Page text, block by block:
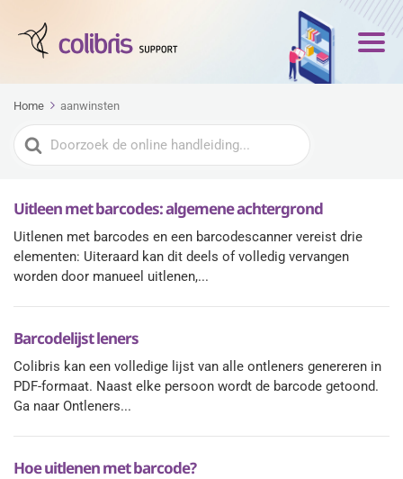
Home aanwinsten
Zoeken
naar
Uitleen met barcodes: algemene achtergrond
Uitlenen met barcodes en een barcodescanner vereist drie
elementen: Uiteraard kan dit deels of volledig vervangen
worden door manueel uitlenen,...
Barcodelijst leners
Colibris kan een volledige lijst van alle ontleners genereren in
PDF-formaat. Naast elke persoon wordt de barcode getoond.
Ga naar Ontleners...
Hoe uitlenen met barcode?